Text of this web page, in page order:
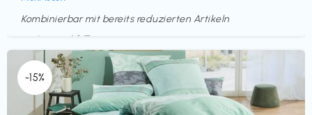
Kombinierbar mit bereits reduzierten Artikeln
Endet in
<60 Tagen
-15%